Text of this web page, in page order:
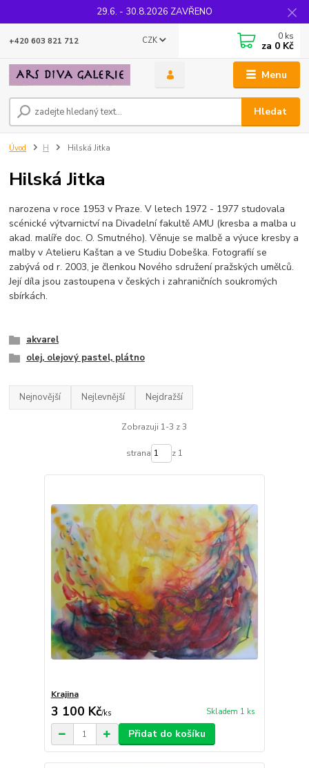
29.6. - 30.8.2026 ZAVŘENO
Menu
CZK
Hledat
+420 603 821 712 0 ks
za 0 Kč
Úvod H Hilská Jitka
Hilská Jitka
narozena v roce 1953 v Praze. V letech 1972 - 1977 studovala
scénické výtvarnictví na Divadelní fakultě AMU (kresba a malba u
akad. malíře doc. O. Smutného). Věnuje se malbě a výuce kresby a
malby v Atelieru Kaštan a ve Studiu Dobeška. Fotografií se
zabývá od r. 2003, je členkou Nového sdružení pražských umělců.
Její díla jsou zastoupena v českých i zahraničních soukromých
sbírkách.
akvarel
olej, olejový pastel, plátno
Nejnovější Nejlevnější Nejdražší
Zobrazuji 1-3 z 3
strana z 1
Krajina
3 100 Kč/ks Skladem 1 ks
Přidat do košíku